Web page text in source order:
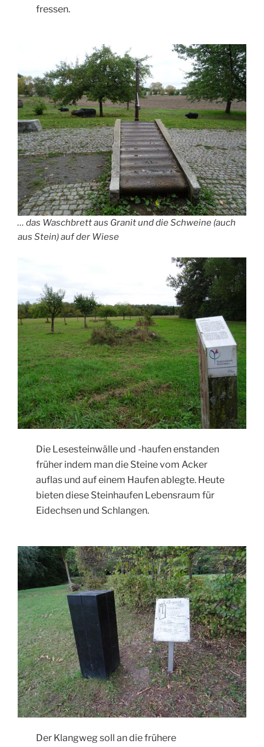
fressen.
… das Waschbrett aus Granit und die Schweine (auch
aus Stein) auf der Wiese
Die Lesesteinwälle und -haufen enstanden
früher indem man die Steine vom Acker
auflas und auf einem Haufen ablegte. Heute
bieten diese Steinhaufen Lebensraum für
Eidechsen und Schlangen.
Der Klangweg soll an die frühere